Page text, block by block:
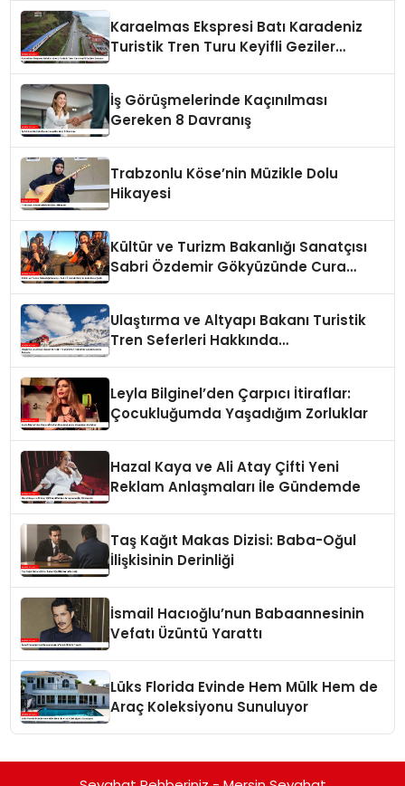
Karaelmas Ekspresi Batı Karadeniz
Turistik Tren Turu Keyifli Geziler
İş Görüşmelerinde Kaçınılması
Gereken 8 Davranış
Trabzonlu Köse’nin Müzikle Dolu
Hikayesi
Kültür ve Turizm Bakanlığı Sanatçısı
Sabri Özdemir Gökyüzünde Cura
Ulaştırma ve Altyapı Bakanı Turistik
Tren Seferleri Hakkında
Leyla Bilginel’den Çarpıcı İtiraflar:
Çocukluğumda Yaşadığım Zorluklar
Hazal Kaya ve Ali Atay Çifti Yeni
Reklam Anlaşmaları İle Gündemde
Taş Kağıt Makas Dizisi: Baba-Oğul
İlişkisinin Derinliği
İsmail Hacıoğlu’nun Babaannesinin
Vefatı Üzüntü Yarattı
Lüks Florida Evinde Hem Mülk Hem de
Araç Koleksiyonu Sunuluyor